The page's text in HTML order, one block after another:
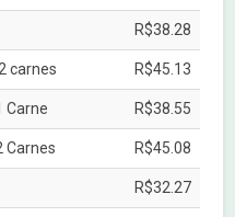
R$38.28
carnes R$45.13
Carne R$38.55
Carnes R$45.08
R$32.27